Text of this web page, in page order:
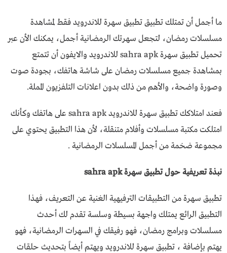
ما أجمل أن تمتلك تطبيق تطبيق سهرة للاندرويد فقط لمشاهدة
مسلسلات رمضان، لتجعل سهرتك الرمضانية أجمل، يمكنك الأن عبر
تحميل تطبيق سهرة sahra apk للاندرويد والايفون أن تتمتع
بمشاهدة جميع مسلسلات رمضان على شاشة هاتفك، بجودة صوت
وصورة واضحة، والأهم من ذلك بدون اعلانات التلفزيون المملة.
فعند امتلاكك تطبيق سهرة للاندرويد sahra apk على هاتفك وكأنك
امتلكت مكتبة مسلسلات وأفلام متنقلة، لأن هذا التطبيق يحتوي على
مجموعة ضخمة من أجمل المسلسلات الرمضانية .
نبذة تعريفية حول تطبيق سهرة sahra apk
تطبيق سهرة من التطبيقات الترفيهية الغنية عن التعريف، فهذا
التطبيق الرائع يمتلك واجهة بسيطة وسلسة تقدم لك أحدث
مسلسلات وبرامج رمضان، فهو رفيقك في السهرات الرمضانية، فهو
يهتم بإضافة ، تطبيق سهرة للاندرويد ويهتم أيضاً بتحديث حلقات